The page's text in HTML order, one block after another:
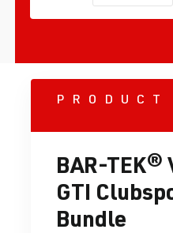
BAR-TEK®
GTI
Bundle